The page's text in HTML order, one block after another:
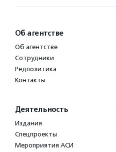
Об агентстве
Об агентстве
Сотрудники
Редполитика
Контакты
Деятельность
Издания
Спецпроекты
Мероприятия АСИ